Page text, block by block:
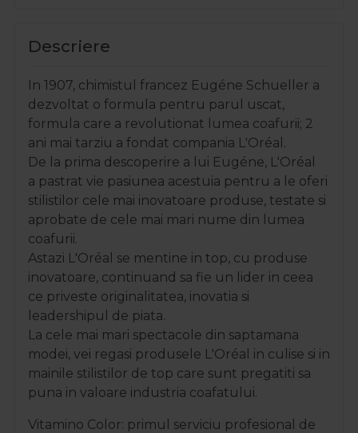
Descriere
In 1907, chimistul francez Eugéne Schueller a
dezvoltat o formula pentru parul uscat,
formula care a revolutionat lumea coafurii; 2
ani mai tarziu a fondat compania L'Oréal .
De la prima descoperire a lui Eugéne, L'Oréal
a pastrat vie pasiunea acestuia pentru a le oferi
stilistilor cele mai inovatoare produse, testate si
aprobate de cele mai mari nume din lumea
coafurii.
Astazi L'Oréal se mentine in top, cu produse
inovatoare, continuand sa fie un lider in ceea
ce priveste originalitatea, inovatia si
leadershipul de piata.
La cele mai mari spectacole din saptamana
modei, vei regasi produsele L'Oréal in culise si in
mainile stilistilor de top care sunt pregatiti sa
puna in valoare industria coafatului.
Vitamino Color: primul serviciu profesional de